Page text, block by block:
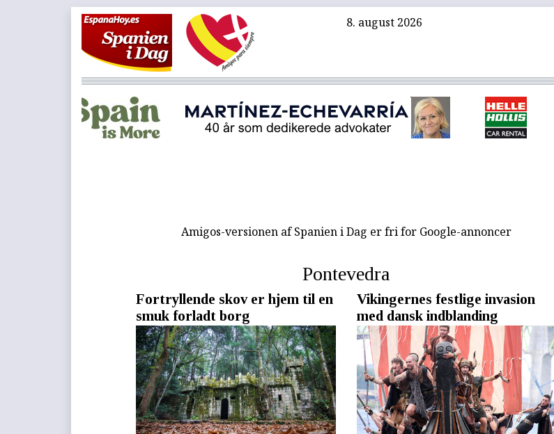
8. august 2026
Amigos-versionen af Spanien i Dag er fri for Google-annoncer
Pontevedra
Fortryllende skov er hjem til en
smuk forladt borg
Vikingernes festlige invasion
med dansk indblanding